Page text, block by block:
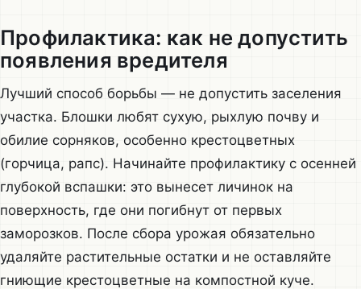
Профилактика: как не допустить
появления вредителя
Лучший способ борьбы — не допустить заселения
участка. Блошки любят сухую, рыхлую почву и
обилие сорняков, особенно крестоцветных
(горчица, рапс). Начинайте профилактику с осенней
глубокой вспашки: это вынесет личинок на
поверхность, где они погибнут от первых
заморозков. После сбора урожая обязательно
удаляйте растительные остатки и не оставляйте
гниющие крестоцветные на компостной куче.